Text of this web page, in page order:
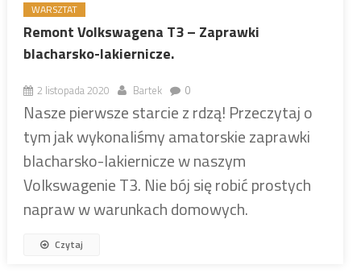
WARSZTAT
Remont Volkswagena T3 – Zaprawki
blacharsko-lakiernicze.
2 listopada 2020 Bartek 0
Nasze pierwsze starcie z rdzą! Przeczytaj o
tym jak wykonaliśmy amatorskie zaprawki
blacharsko-lakiernicze w naszym
Volkswagenie T3. Nie bój się robić prostych
napraw w warunkach domowych.
Czytaj